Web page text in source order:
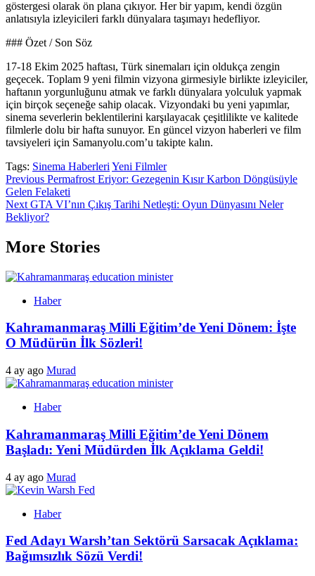
göstergesi olarak ön plana çıkıyor. Her bir yapım, kendi özgün
anlatısıyla izleyicileri farklı dünyalara taşımayı hedefliyor.
### Özet / Son Söz
17-18 Ekim 2025 haftası, Türk sinemaları için oldukça zengin
geçecek. Toplam 9 yeni filmin vizyona girmesiyle birlikte izleyiciler,
haftanın yorgunluğunu atmak ve farklı dünyalara yolculuk yapmak
için birçok seçeneğe sahip olacak. Vizyondaki bu yeni yapımlar,
sinema severlerin beklentilerini karşılayacak çeşitlilikte ve kalitede
filmlerle dolu bir hafta sunuyor. En güncel vizyon haberleri ve film
tavsiyeleri için Samanyolu.com’u takipte kalın.
Tags: Sinema Haberleri Yeni Filmler
Post
navigation
Previous Permafrost Eriyor: Gezegenin Kısır Karbon Döngüsüyle
Gelen Felaketi
Next GTA VI’nın Çıkış Tarihi Netleşti: Oyun Dünyasını Neler
Bekliyor?
More Stories
Haber
Kahramanmaraş Milli Eğitim’de Yeni Dönem: İşte
O Müdürün İlk Sözleri!
4 ay ago Murad
Haber
Kahramanmaraş Milli Eğitim’de Yeni Dönem
Başladı: Yeni Müdürden İlk Açıklama Geldi!
4 ay ago Murad
Haber
Fed Adayı Warsh’tan Sektörü Sarsacak Açıklama:
Bağımsızlık Sözü Verdi!